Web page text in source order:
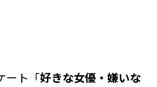
ート「好きな女優・嫌いな